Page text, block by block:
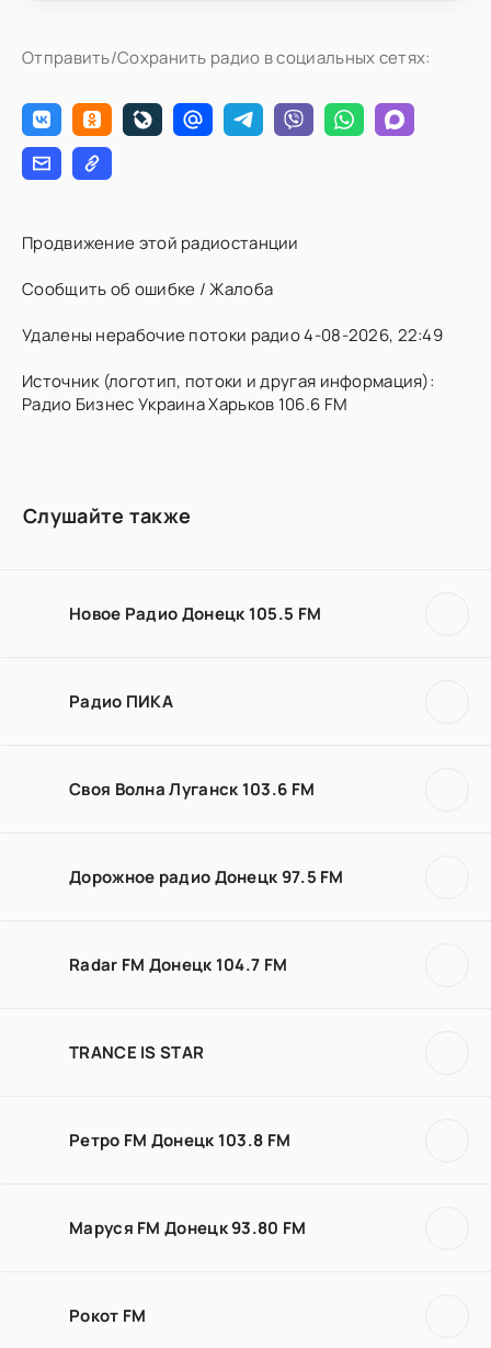
Отправить/Сохранить радио в социальных сетях:
Продвижение этой радиостанции
Сообщить об ошибке / Жалоба
Удалены нерабочие потоки радио 4-08-2026, 22:49
Источник (логотип, потоки и другая информация):
Радио Бизнес Украина Харьков 106.6 FM
Слушайте также
Новое Радио Донецк 105.5 FM
Радио ПИКА
Своя Волна Луганск 103.6 FM
Дорожное радио Донецк 97.5 FM
Radar FM Донецк 104.7 FM
TRANCE IS STAR
Ретро FM Донецк 103.8 FM
Маруся FM Донецк 93.80 FM
Рокот FM